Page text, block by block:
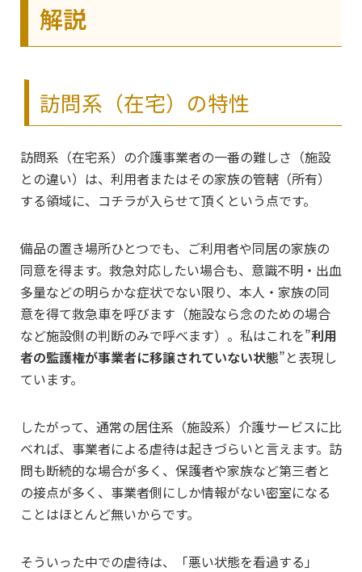
解説
訪問系（在宅）の特性
訪問系（在宅系）の介護事業者の一番の難しさ（施設
との違い） は、利用者またはその家族の管轄（所有）
する領域に、コチラが入らせて頂くという点です。
備品の置き場所ひとつでも、ご利用者や同居の家族の
同意を得ます。救急対応したい場合も、意識不明・出血
多量などの明らかな症状でない限り、本人・家族の同
意を得て救急車を呼びます（施設なら念のための場合
など施設側の判断のみで呼べます）。私はこれを”利用
者の監護権が事業者に移譲されていない状態”と表現し
ています。
したがって、通常の居住系（施設系）介護サービスに比
べれば、事業者による虐待は起きづらいと言えます。訪
問も断続的な場合が多く、保護者や家族など第三者と
の接点が多く、事業者側にしか情報がない密室になる
ことはほとんど無いからです。
そういった中での虐待は、「悪い状態を看過する」